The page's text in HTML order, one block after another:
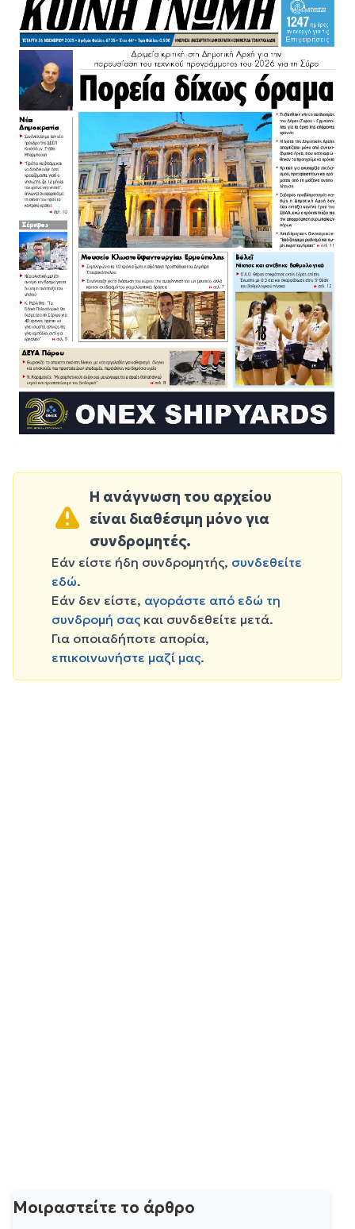
Η ανάγνωση του αρχείου
είναι διαθέσιμη μόνο για
συνδρομητές.
Εάν είστε ήδη συνδρομητής, συνδεθείτε
εδώ.
Εάν δεν είστε, αγοράστε από εδώ τη
συνδρομή σας και συνδεθείτε μετά.
Για οποιαδήποτε απορία,
επικοινωνήστε μαζί μας.
Μοιραστείτε το άρθρο